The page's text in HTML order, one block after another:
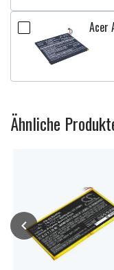
Acer
Ähnliche